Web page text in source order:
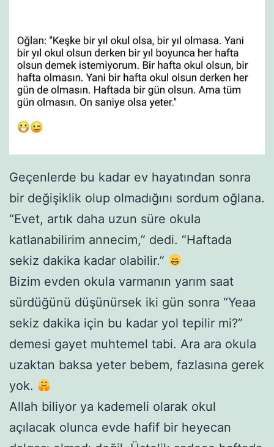
Geçenlerde bu kadar ev hayatından sonra
bir değişiklik olup olmadığını sordum oğlana.
“Evet, artık daha uzun süre okula
katlanabilirim annecim,” dedi. “Haftada
sekiz dakika kadar olabilir.”
Bizim evden okula varmanın yarım saat
sürdüğünü düşünürsek iki gün sonra “Yeaa
sekiz dakika için bu kadar yol tepilir mi?”
demesi gayet muhtemel tabi. Ara ara okula
uzaktan baksa yeter bebem, fazlasına gerek
yok.
Allah biliyor ya kademeli olarak okul
açılacak olunca evde hafif bir heyecan